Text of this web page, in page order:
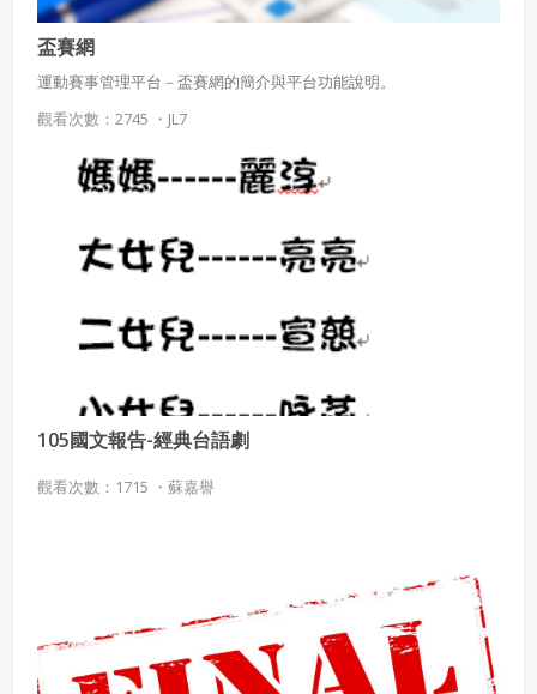
盃賽網
運動賽事管理平台－盃賽網的簡介與平台功能說明。
觀看次數：2745 ・ JL7
105國文報告-經典台語劇
觀看次數：1715 ・ 蘇嘉譽